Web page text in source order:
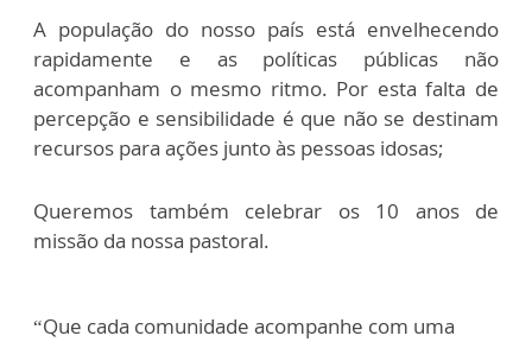
A população do nosso país está envelhecendo
rapidamente e as políticas públicas não
acompanham o mesmo ritmo. Por esta falta de
percepção e sensibilidade é que não se destinam
recursos para ações junto às pessoas idosas;
Queremos também celebrar os 10 anos de
missão da nossa pastoral.
“Que cada comunidade acompanhe com uma